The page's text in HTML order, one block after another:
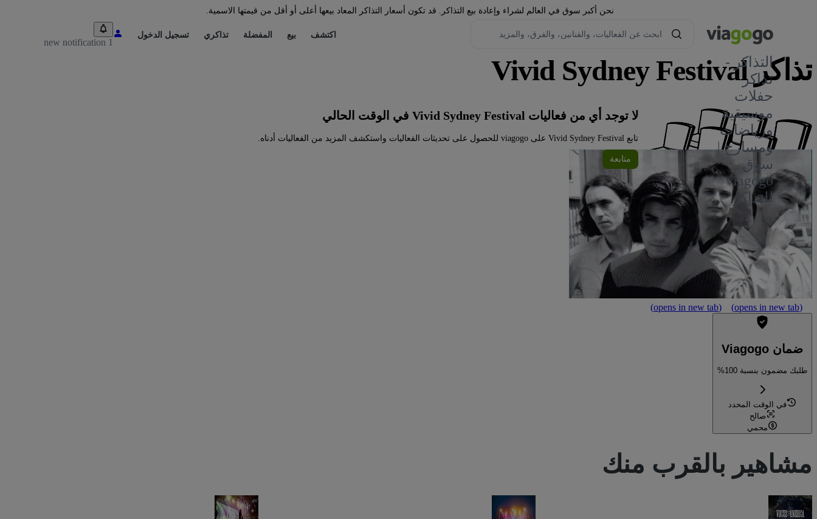
نحن أكبر سوق في العالم لشراء وإعادة بيع التذاكر. قد تكون أسعار التذاكر المعاد بيعها أعلى أو أقل من قيمتها الاسمية.
التذاكر -
تذاكر
حفلات
موسيقية
ورياضات
ومسارح |
سوق
viagogo
للتذاكر
اكتشف بيع المفضلة تذاكري تسجيل الدخول
1 new notification
تذاكر Vivid Sydney Festival
١
لا توجد أي من فعاليات Vivid Sydney Festival في الوقت الحالي
تابع Vivid Sydney Festival على viagogo للحصول على تحديثات الفعاليات واستكشف المزيد من الفعاليات أدناه.
متابعة
(opens in new tab)
(opens in new tab)
ضمان Viagogo
طلبك مضمون بنسبة 100%
في الوقت المحدد
صالح
محمي
مشاهير بالقرب منك